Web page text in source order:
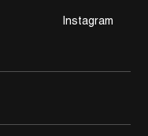
Instagram